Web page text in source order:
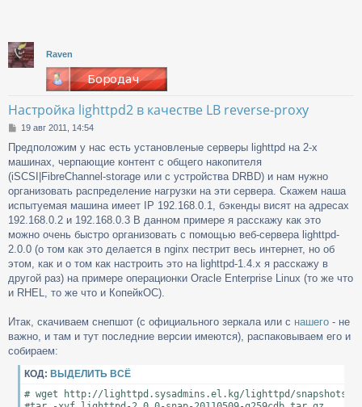
Raven
Настройка lighttpd2 в качестве LB reverse-proxy
С
о
б
щ
е
и
е
19 авг 2011, 14:54
Предположим у нас есть установленые серверы lighttpd на 2-х
машинах, черпающие контент с общего накопителя
(iSCSI|FibreChannel-storage или с устройства DRBD) и нам нужно
организовать распределение нагрузки на эти сервера. Скажем наша
испытуемая машина имеет IP 192.168.0.1, бэкенды висят на адресах
192.168.0.2 и 192.168.0.3 В данном примере я расскажу как это
можно очень быстро организовать с помощью веб-сервера lighttpd-
2.0.0 (о том как это делается в nginx пестрит весь интернет, но об
этом, как и о том как настроить это на lighttpd-1.4.x я расскажу в
другой раз) на примере операционки Oracle Enterprise Linux (то же что
и RHEL, то же что и КопейкОС).
Итак, скачиваем снепшот (с официального зеркала или с нашего - не
важно, и там и тут последние версии имеются), распаковываем его и
собираем:
КОД: ВЫДЕЛИТЬ ВСЁ
# wget http://lighttpd.sysadmins.el.kg/lighttpd/snapshots-